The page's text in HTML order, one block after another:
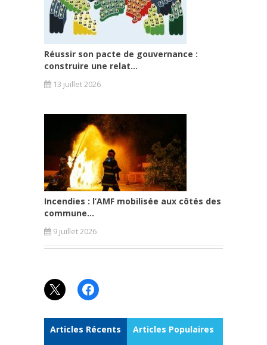
Réussir son pacte de gouvernance :
construire une relat...
13 juillet 2026
Incendies : l’AMF mobilisée aux côtés des
commune...
9 juillet 2026
X Facebook
Articles Récents Articles Populaires